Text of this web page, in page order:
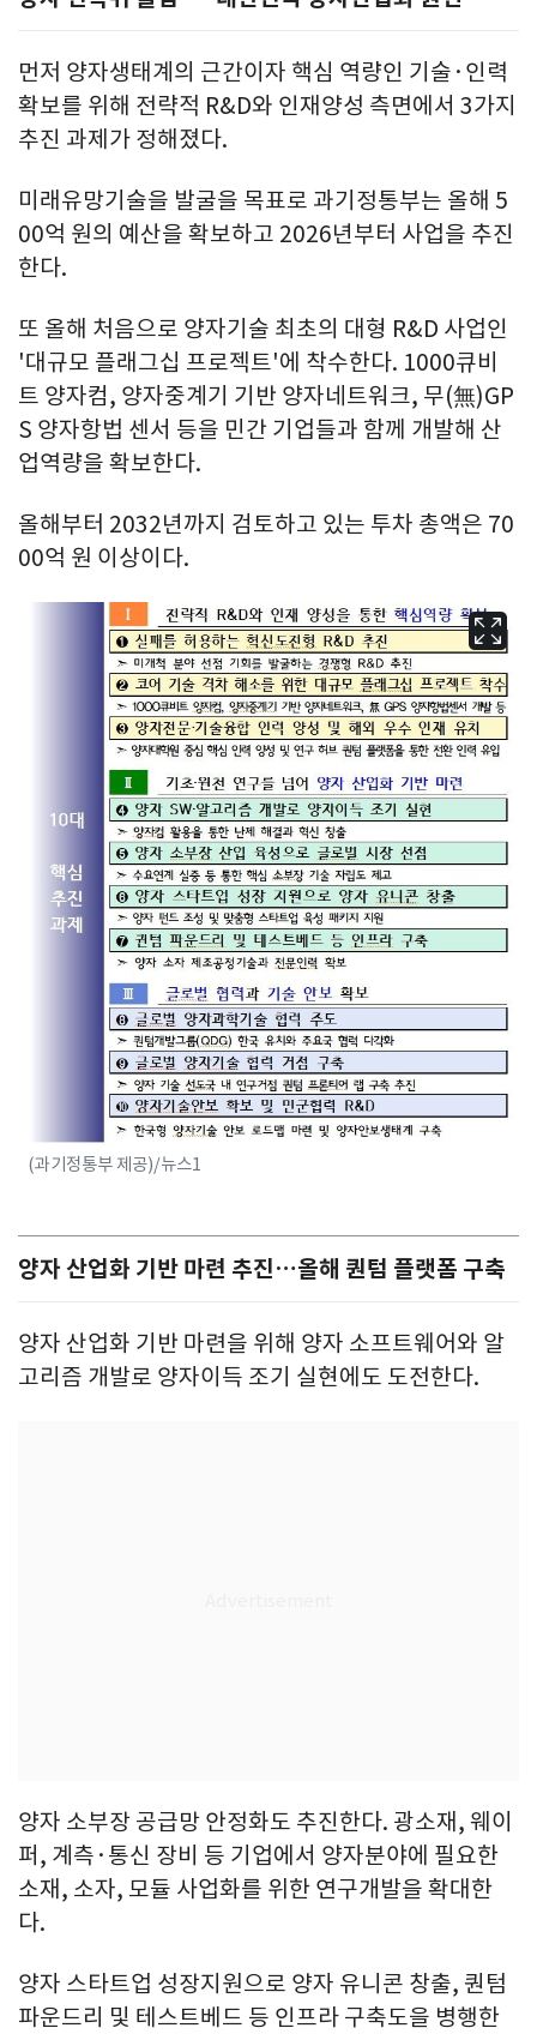
먼저 양자생태계의 근간이자 핵심 역량인 기술·인력
확보를 위해 전략적 R&D와 인재양성 측면에서 3가지
추진 과제가 정해졌다.
미래유망기술을 발굴을 목표로 과기정통부는 올해 5
00억 원의 예산을 확보하고 2026년부터 사업을 추진
한다.
또 올해 처음으로 양자기술 최초의 대형 R&D 사업인
'대규모 플래그십 프로젝트'에 착수한다. 1000큐비
트 양자컴, 양자중계기 기반 양자네트워크, 무(無)GP
S 양자항법 센서 등을 민간 기업들과 함께 개발해 산
업역량을 확보한다.
올해부터 2032년까지 검토하고 있는 투차 총액은 70
00억 원 이상이다.
(과기정통부 제공)/뉴스1
양자 산업화 기반 마련 추진…올해 퀀텀 플랫폼 구축
양자 산업화 기반 마련을 위해 양자 소프트웨어와 알
고리즘 개발로 양자이득 조기 실현에도 도전한다.
양자 소부장 공급망 안정화도 추진한다. 광소재, 웨이
퍼, 계측·통신 장비 등 기업에서 양자분야에 필요한
소재, 소자, 모듈 사업화를 위한 연구개발을 확대한
다.
양자 스타트업 성장지원으로 양자 유니콘 창출, 퀀텀
파운드리 및 테스트베드 등 인프라 구축도을 병행한